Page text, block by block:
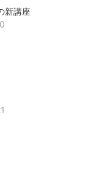
新講座